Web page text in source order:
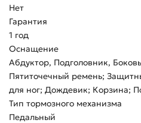
Нет
Гарантия
1 год
Оснащение
Абдуктор, Подголовник,
Пятиточечный ремень;
для ног; Дождевик; Корзина;
Тип тормозного механизма
Педальный